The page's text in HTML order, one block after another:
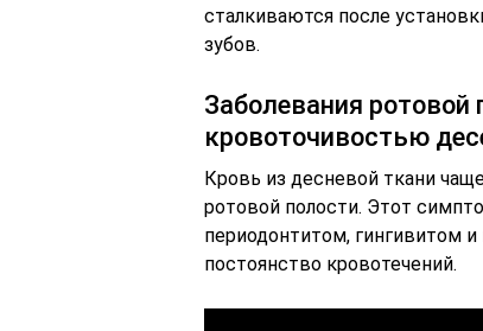
сталкиваются после
зубов.
Заболевания
кровоточивостью
Кровь из десневой ткани
ротовой полости. Этот
периодонтитом, гингивитом
постоянство кровотечений.